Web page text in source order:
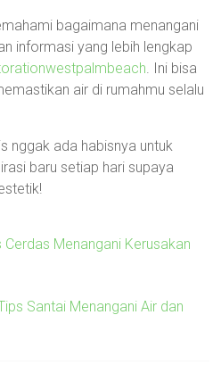
bagaimana menangani
informasi yang lebih lengkap
. Ini bisa
air di rumahmu selalu
nggak ada habisnya untuk
baru setiap hari supaya
Menangani Kerusakan
Santai Menangani Air dan